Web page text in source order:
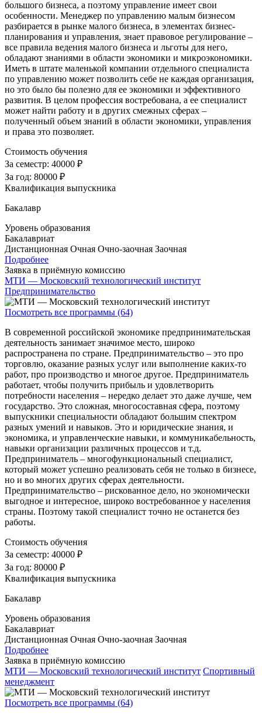
большого бизнеса, а поэтому управление имеет свои
особенности. Менеджер по управлению малым бизнесом
разбирается в рынке малого бизнеса, в элементах бизнес-
планирования и управления, знает правовое регулирование –
все правила ведения малого бизнеса и льготы для него,
обладают знаниями в области экономики и микроэкономики.
Иметь в штате маленькой компании отдельного специалиста
по управлению может позволить себе не каждая организация,
но это было бы полезно для ее экономики и эффективного
развития. В целом профессия востребована, а ее специалист
может найти работу и в других смежных сферах –
полученный объем знаний в области экономики, управления
и права это позволяет.
Стоимость обучения
За семестр: 40000 ₽
За год: 80000 ₽
Квалификация выпускника
Бакалавр
Уровень образования
Бакалавриат
Дистанционная Очная Очно-заочная Заочная
Подробнее
Заявка в приёмную комиссию
МТИ — Московский технологический институт
Предпринимательство
Посмотреть все программы (64)
В современной российской экономике предпринимательская
деятельность занимает значимое место, широко
распространена по стране. Предпринимательство – это про
торговлю, оказание разных услуг или выполнение каких-то
работ, про производство и многое другое. Предприниматель
работает, чтобы получить прибыль и удовлетворить
потребности населения – нередко делает это даже лучше, чем
государство. Это сложная, многосоставная сфера, поэтому
выпускники специальности обладают большим спектром
разных умений и навыков. Это и юридические знания, и
экономика, и управленческие навыки, и коммуникабельность,
навыки организации различных процессов и т.д.
Предприниматель – многофункциональный специалист,
который может успешно реализовать себя не только в бизнесе,
но и во многих других сферах деятельности.
Предпринимательство – рискованное дело, но экономически
выгодное и интересное, широко востребованное у населения
страны. Поэтому такой специалист точно не останется без
работы.
Стоимость обучения
За семестр: 40000 ₽
За год: 80000 ₽
Квалификация выпускника
Бакалавр
Уровень образования
Бакалавриат
Дистанционная Очная Очно-заочная Заочная
Подробнее
Заявка в приёмную комиссию
МТИ — Московский технологический институт Спортивный
менеджмент
Посмотреть все программы (64)